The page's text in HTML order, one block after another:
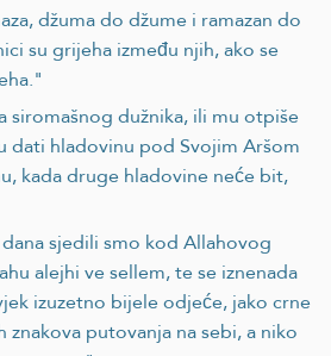
džuma do džume i ramazan do
su grijeha između njih, ako se
siromašnog dužnika, ili mu otpiše
dati hladovinu pod Svojim Aršom
kada druge hladovine neće bit,
sjedili smo kod Allahovog
alejhi ve sellem, te se iznenada
izuzetno bijele odjeće, jako crne
znakova putovanja na sebi, a niko